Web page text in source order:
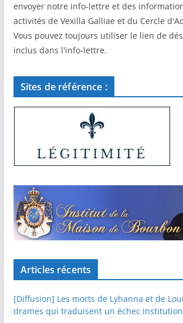
envoyer notre info-lettre et des
activités de Vexilla Galliae et du Cercle
Vous pouvez toujours utiliser le lien de
inclus dans l'info-lettre.
Sites de référence :
Articles récents
[Diffusion] Les morts de Lyhanna et de
drames qui traduisent un échec